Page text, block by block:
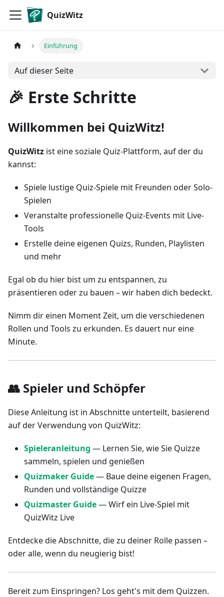
QuizWitz
Einführung
Auf dieser Seite
🎉 Erste Schritte
Willkommen bei QuizWitz!
QuizWitz ist eine soziale Quiz-Plattform, auf der du
kannst:
Spiele lustige Quiz-Spiele mit Freunden oder Solo-
Spielen
Veranstalte professionelle Quiz-Events mit Live-
Tools
Erstelle deine eigenen Quizs, Runden, Playlisten
und mehr
Egal ob du hier bist um zu entspannen, zu
präsentieren oder zu bauen – wir haben dich bedeckt.
Nimm dir einen Moment Zeit, um die verschiedenen
Rollen und Tools zu erkunden. Es dauert nur eine
Minute.
👥 Spieler und Schöpfer
Diese Anleitung ist in Abschnitte unterteilt, basierend
auf der Verwendung von QuizWitz:
Spieleranleitung — Lernen Sie, wie Sie Quizze
sammeln, spielen und genießen
Quizmaker Guide— Baue deine eigenen Fragen,
Runden und vollständige Quizze
Quizmaster Guide— Wirf ein Live-Spiel mit
QuizWitz Live
Entdecke die Abschnitte, die zu deiner Rolle passen –
oder alle, wenn du neugierig bist!
Bereit zum Einspringen? Los geht's mit dem Quizzen.